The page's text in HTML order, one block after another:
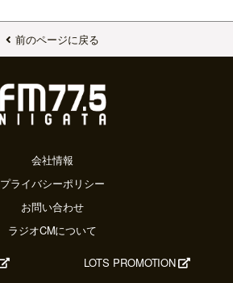
前のページに戻る
会社情報
プライバシーポリシー
お問い合わせ
ラジオCMについて
LOTS PROMOTION